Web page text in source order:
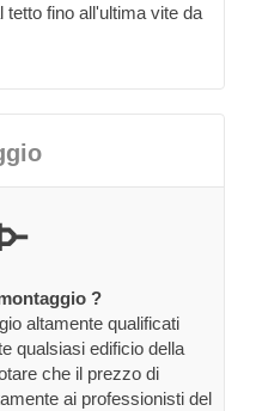
fino all'ultima vite da
?
altamente qualificati
qualsiasi edificio della
che il prezzo di
ai professionisti del